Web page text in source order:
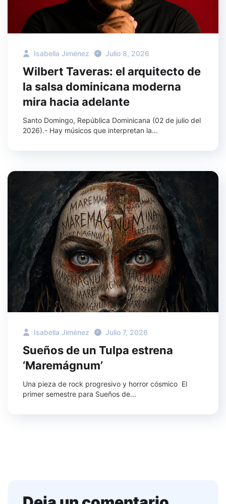
Isabella Jiménez Julio 8, 2026
Wilbert Taveras: el arquitecto de
la salsa dominicana moderna
mira hacia adelante
Santo Domingo, República Dominicana (02 de julio del
2026).- Hay músicos que interpretan la...
Isabella Jiménez Julio 7, 2026
Sueños de un Tulpa estrena
‘Maremágnum’
Una pieza de rock progresivo y horror cósmico El
primer semestre para Sueños de...